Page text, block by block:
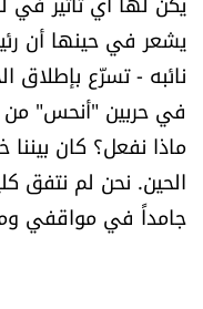
يشعر في حينها أن
نائبه - تسرّع بإطلاق
في حربين "أنحس"
ماذا نفعل؟ كان
الحين. نحن لم نتفق
جامداً في مواقفي